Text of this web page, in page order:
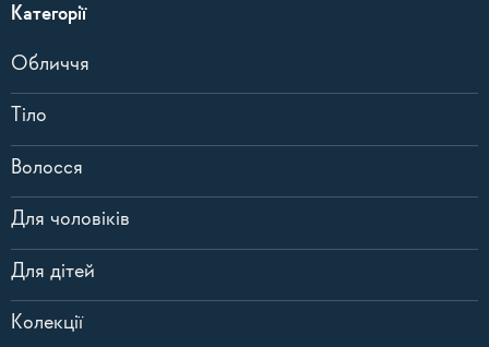
Категорії
Обличчя
Тіло
Волосся
Для чоловіків
Для дітей
Колекції